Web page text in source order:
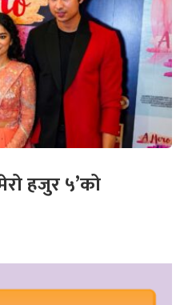
हजुर ५’को